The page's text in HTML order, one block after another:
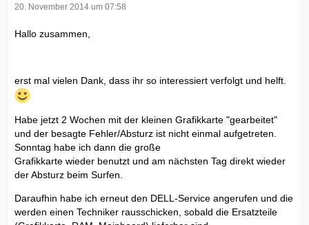
20. November 2014 um 07:58
Hallo zusammen,
erst mal vielen Dank, dass ihr so interessiert verfolgt und helft.
Habe jetzt 2 Wochen mit der kleinen Grafikkarte "gearbeitet"
und der besagte Fehler/Absturz ist nicht einmal aufgetreten.
Sonntag habe ich dann die große
Grafikkarte wieder benutzt und am nächsten Tag direkt wieder
der Absturz beim Surfen.
Daraufhin habe ich erneut den DELL-Service angerufen und die
werden einen Techniker rausschicken, sobald die Ersatzteile